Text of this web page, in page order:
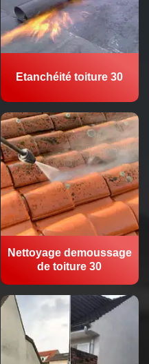
Etanchéité toiture 30
Nettoyage demoussage
de toiture 30